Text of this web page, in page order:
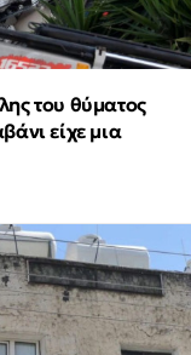
του θύματος
είχε μια